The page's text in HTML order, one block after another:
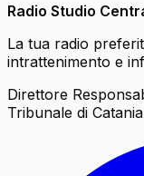
Radio Studio
La tua radio
intrattenimento e
Direttore
Tribunale di